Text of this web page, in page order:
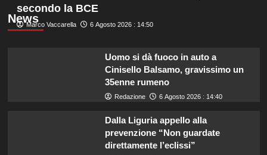
News
secondo la BCE
Marco Vaccarella 6 Agosto 2026 : 14:50
Uomo si dà fuoco in auto a
Cinisello Balsamo, gravissimo un
35enne rumeno
Redazione 6 Agosto 2026 : 14:40
Dalla Liguria appello alla
prevenzione “Non guardate
direttamente l’eclissi”